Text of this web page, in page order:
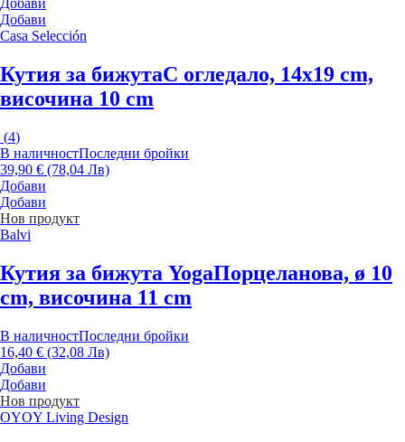
Добави
Добави
Casa Selección
Кутия за бижутаС огледало, 14x19 cm,
височина 10 cm
(4)
В наличностПоследни бройки
39,90 € (78,04 Лв)
Добави
Добави
Нов продукт
Balvi
Кутия за бижута YogaПорцеланова, ø 10
cm, височина 11 cm
В наличностПоследни бройки
16,40 € (32,08 Лв)
Добави
Добави
Нов продукт
OYOY Living Design